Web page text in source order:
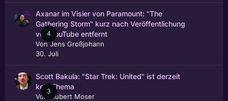
4
Axanar im Visier von Paramount: "The
Gathering Storm" kurz nach Veröffentlichung
von YouTube entfernt
VonJens Großjohann
30. Juli
3
Scott Bakula: "Star Trek: United" ist derzeit
kein Thema
Von
Hubert Moser